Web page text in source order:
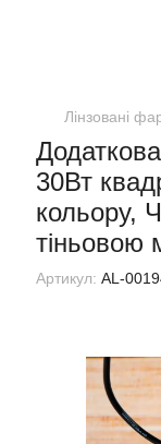
Лінзовані
30Вт
кольору,
тіньовою
Артикул: AL-